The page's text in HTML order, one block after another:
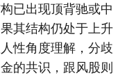
已出现顶背驰或中
其结构仍处于上升
性角度理解，分歧
的共识，跟风股则